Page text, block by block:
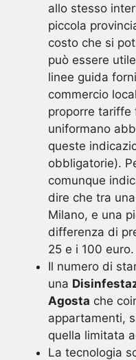
allo stesso
piccola
costo che si
può essere
linee guida
commercio
proporre tariffe
uniformano
queste
obbligatorie).
comunque
dire che tra
Milano, e una
differenza di
25 e i 100 euro.
Il numero di
una
Agosta che
appartamenti,
quella limitata
La tecnologia